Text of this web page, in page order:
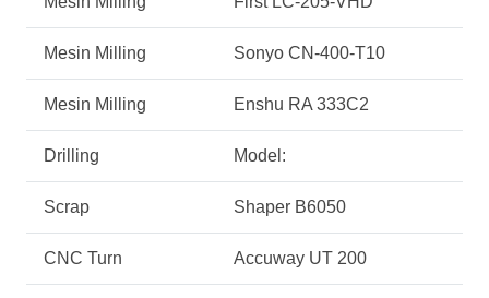
Mesin Milling Sonyo CN-400-T10
Mesin Milling Enshu RA 333C2
Drilling Model:
Scrap Shaper B6050
CNC Turn Accuway UT 200